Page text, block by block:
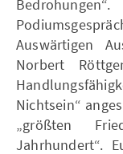
Auswärtigen
Norbert
Nichtsein“
„größten
Jahrhundert“.